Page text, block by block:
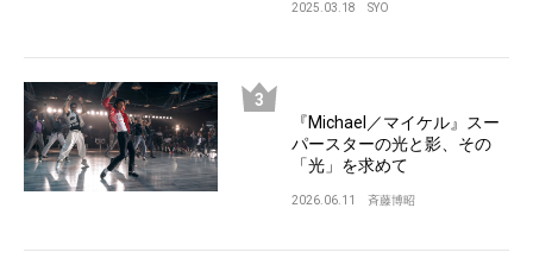
2025.03.18 SYO
『Michael／マイケル』スー
パースターの光と影、その
「光」を求めて
2026.06.11 斉藤博昭